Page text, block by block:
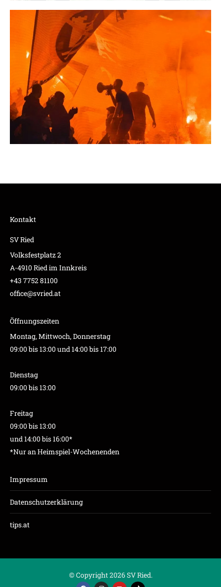
Kontakt
SV Ried
Volksfestplatz 2
A-4910 Ried im Innkreis
+43 7752 81100
office@svried.at
Öffnungszeiten
Montag, Mittwoch, Donnerstag
09:00 bis 13:00 und 14:00 bis 17:00
Dienstag
09:00 bis 13:00
Freitag
09:00 bis 13:00
und 14:00 bis 16:00*
*Nur an Heimspiel-Wochenenden
Impressum
Datenschutzerklärung
tips.at
© Copyright 2026 SV Ried.